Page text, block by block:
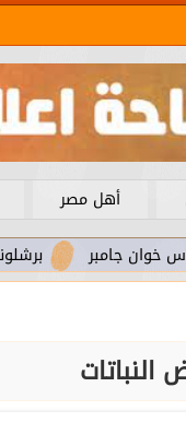
أهل مصر
برشلونة